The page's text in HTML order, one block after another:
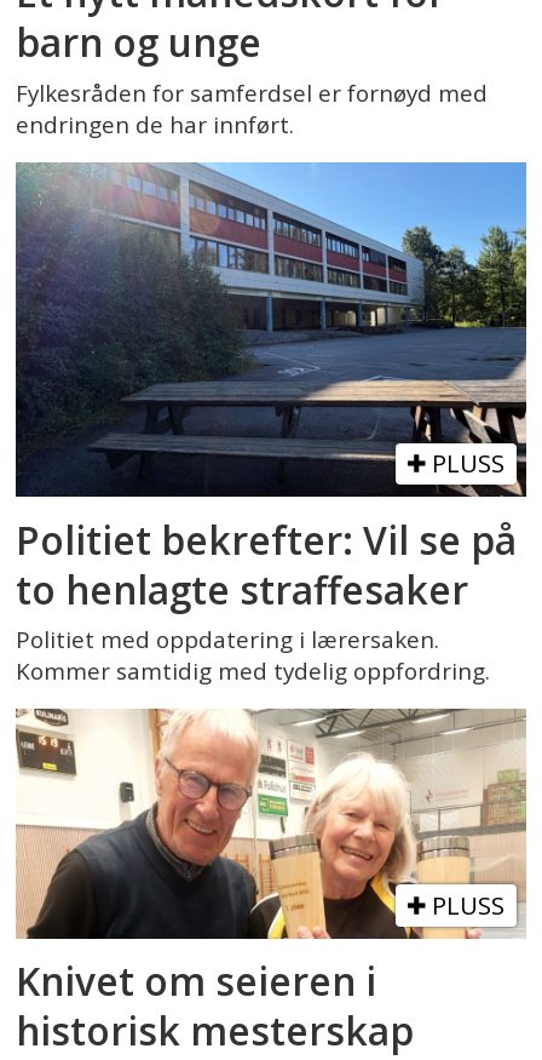
barn og unge
Fylkesråden for samferdsel er fornøyd med
endringen de har innført.
PLUSS
Politiet bekrefter: Vil se på
to henlagte straffesaker
Politiet med oppdatering i lærersaken.
Kommer samtidig med tydelig oppfordring.
PLUSS
Knivet om seieren i
historisk mesterskap